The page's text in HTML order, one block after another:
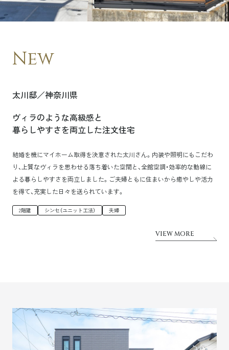
New
太川邸／神奈川県
ヴィラのような高級感と
暮らしやすさを両立した注文住宅
結婚を機にマイホーム取得を決意された太川さん。内装や照明にもこだわ
り、上質なヴィラを思わせる落ち着いた空間と、全館空調・効率的な動線に
よる暮らしやすさを両立しました。ご夫婦ともに住まいから癒やしや活力
を得て、充実した日々を送られています。
2階建 シンセ（ユニット工法） 夫婦
VIEW MORE